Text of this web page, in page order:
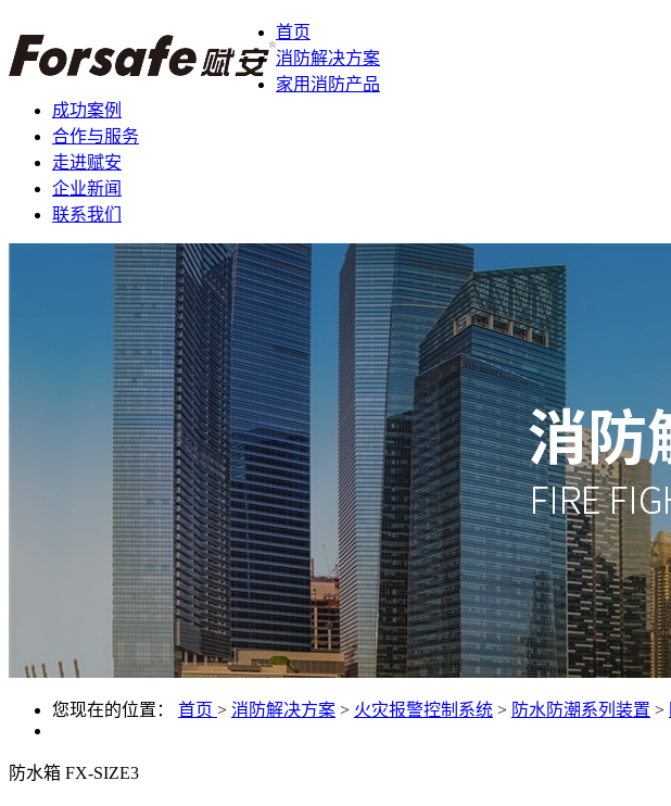
首页
消防解决方案
家用消防产品
成功案例
合作与服务
走进赋安
企业新闻
联系我们
您现在的位置： 首页 > 消防解决方案 > 火灾报警控制系统 > 防水防潮系列装置 >
防水箱 FX-SIZE3